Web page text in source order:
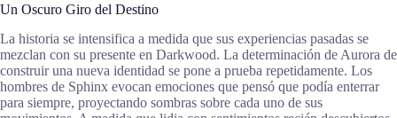
Un Oscuro Giro del Destino
La historia se intensifica a medida que sus experiencias pasadas se
mezclan con su presente en Darkwood. La determinación de Aurora de
construir una nueva identidad se pone a prueba repetidamente. Los
hombres de Sphinx evocan emociones que pensó que podía enterrar
para siempre, proyectando sombras sobre cada uno de sus